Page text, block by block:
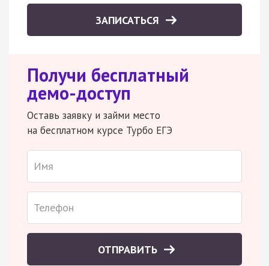
ЗАПИСАТЬСЯ
Получи бесплатный
демо-доступ
Оставь заявку и займи место
на бесплатном курсе Турбо ЕГЭ
ОТПРАВИТЬ